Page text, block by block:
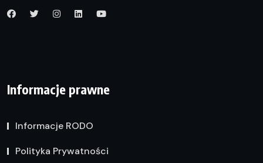
Informacje prawne
Informacje RODO
Polityka Prywatności